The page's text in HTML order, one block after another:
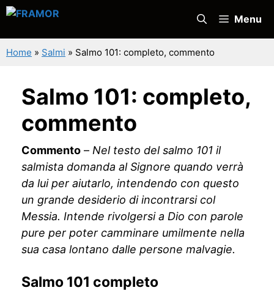
Vai
contenuto
Menu
Home » Salmi » Salmo 101: completo, commento
Salmo 101: completo,
commento
Commento – Nel testo del salmo 101 il
salmista domanda al Signore quando verrà
da lui per aiutarlo, intendendo con questo
un grande desiderio di incontrarsi col
Messia. Intende rivolgersi a Dio con parole
pure per poter camminare umilmente nella
sua casa lontano dalle persone malvagie.
Salmo 101 completo